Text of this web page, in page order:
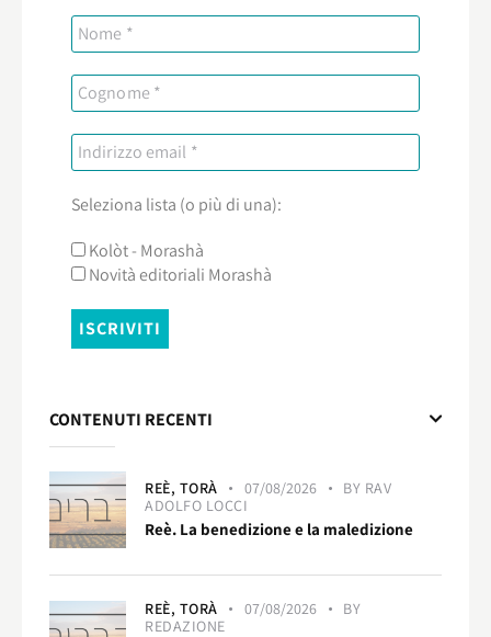
Seleziona lista (o più di una):
Kolòt - Morashà
Novità editoriali Morashà
CONTENUTI RECENTI
REÈ, TORÀ 07/08/2026 BY RAV
ADOLFO LOCCI
Reè. La benedizione e la maledizione
REÈ, TORÀ 07/08/2026
BY
REDAZIONE